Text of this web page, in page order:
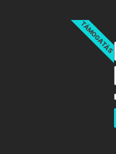
TÁMOGATÁS